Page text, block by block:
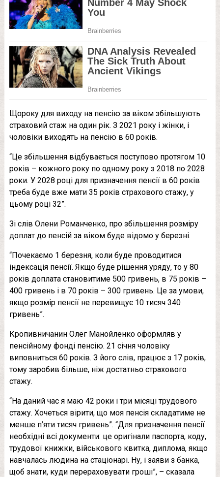
Щороку для виходу на пенсію за віком збільшують
страховий стаж на один рік. З 2021 року і жінки, і
чоловіки виходять на пенсію в 60 років.
“Це збільшення відбувається поступово протягом 10
років – кожного року по одному року з 2018 по 2028
роки. У 2028 році для призначення пенсії в 60 років
треба буде вже мати 35 років страхового стажу, у
цьому році 32”.
Зі слів Олени Романченко, про збільшення розміру
доплат до пенсій за віком буде відомо у березні.
“Почекаємо 1 березня, коли буде проводитися
індексація пенсії. Якщо буде рішення уряду, то у 80
років доплата становитиме 500 гривень, в 75 років –
400 гривень і в 70 років – 300 гривень. Це за умови,
якщо розмір пенсії не перевищує 10 тисяч 340
гривень”.
Кропивничанин Олег Манойленко оформляв у
пенсійному фонді пенсію. 21 січня чоловіку
виповниться 60 років. З його слів, працює з 17 років,
тому заробив більше, ніж достатньо страхового
стажу.
“На даний час я маю 42 роки і три місяці трудового
стажу. Хочеться вірити, що моя пенсія складатиме не
менше п’яти тисяч гривень”. “Для призначення пенсії
необхідні всі документи: це оригінали паспорта, коду,
трудової книжки, військового квитка, диплома, якщо
навчалась людина на стаціонарі. Ну, і заяви з банка,
щоб знати, куди перераховувати гроші”, – сказала